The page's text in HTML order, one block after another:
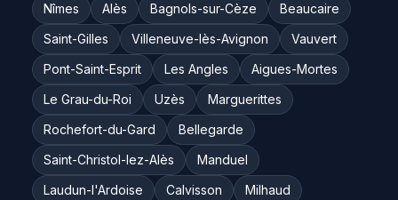
Nîmes Alès Bagnols-sur-Cèze
Beaucaire
Saint-Gilles
Villeneuve-lès-Avignon
Vauvert
Pont-Saint-Esprit
Les Angles
Aigues-Mortes
Le Grau-du-Roi
Uzès
Marguerittes
Rochefort-du-Gard
Bellegarde
Saint-Christol-lez-Alès
Manduel
Laudun-l'Ardoise
Calvisson Milhaud